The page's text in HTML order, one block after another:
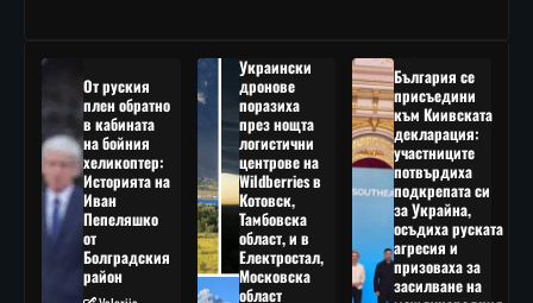
От руския
плен обратно
в кабината
на бойния
хеликоптер:
Историята на
Иван
Пепеляшко
от
Болградския
район
Украински
дронове
поразиха
през нощта
логистични
центрове на
Wildberries в
Котовск,
Тамбовска
област, и в
Електростал,
Московска
област
България се
присъедини
към Киивската
декларация:
участниците
потвърдиха
подкрепата си
за Украйна,
осъдиха руската
агресия и
призоваха за
засилване на